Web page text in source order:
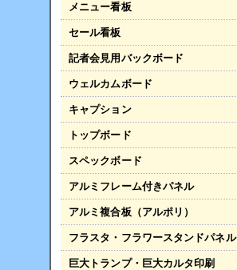
メニュー看板
セール看板
記者会見用バックボード
ウェルカムボード
キャプション
トップボード
スペックボード
アルミフレーム付きパネル
アルミ複合板（アルポリ）
フラスタ・フラワースタンドパネル
巨大トランプ・巨大カルタ印刷